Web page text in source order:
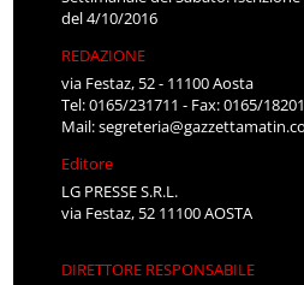
del 4/10/2016
REDAZIONE
via Festaz, 52 - 11100 Aosta
Tel: 0165/231711 - Fax: 0165/
Mail:
Editore
LG PRESSE S.R.L.
via Festaz, 52 11100 AOSTA
DIRETTORE RESPONSABILE